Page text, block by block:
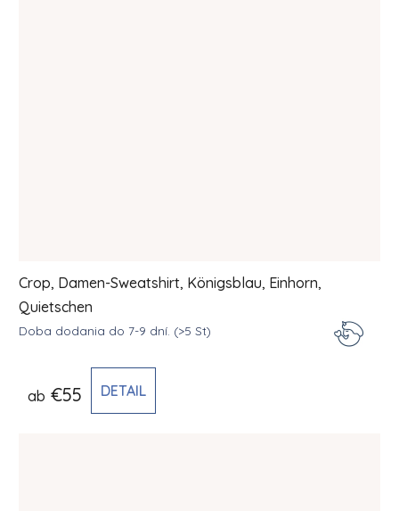
Crop, Damen-Sweatshirt, Königsblau, Einhorn,
Quietschen
Doba dodania do 7-9 dní. (>5 St)
ab €55 DETAIL